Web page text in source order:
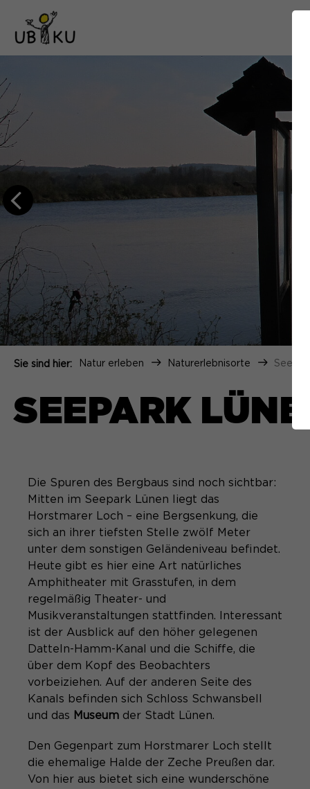
Sie sind hier: Natur erleben Naturerlebnisorte
SEEPARK
Die Spuren des Bergbaus sind noch sichtbar:
Mitten im Seepark Lünen liegt das
Horstmarer Loch – eine Bergsenkung, die
sich an ihrer tiefsten Stelle zwölf Meter
unter dem sonstigen Geländeniveau befindet.
Heute gibt es hier eine Art natürliches
Amphitheater mit Grasstufen, in dem
regelmäßig Theater- und
Musikveranstaltungen stattfinden. Interessant
ist der Ausblick auf den höher gelegenen
Datteln-Hamm-Kanal und die Schiffe, die
über dem Kopf des Beobachters
vorbeiziehen. Auf der anderen Seite des
Kanals befinden sich Schloss Schwansbell
und das Museum der Stadt Lünen.
Den Gegenpart zum Horstmarer Loch stellt
die ehemalige Halde der Zeche Preußen dar.
Von hier aus bietet sich eine wunderschöne